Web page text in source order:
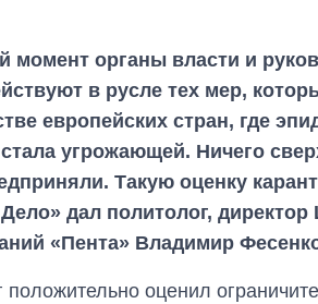
момент органы власти и
в русле тех мер,
европейских стран, где
угрожающей. Ничего
Такую оценку
дал политолог, директор
«Пента» Владимир
положительно оценил